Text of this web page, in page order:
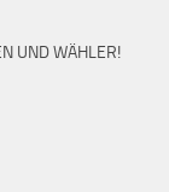
UND WÄHLER!